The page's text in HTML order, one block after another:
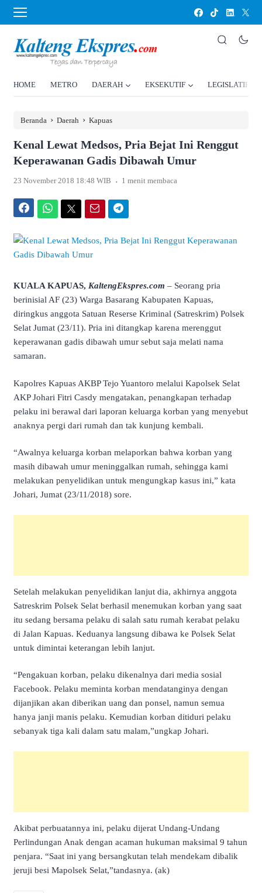
HOME METRO DAERAH EKSEKUTIF LEGISLATIF
Beranda › Daerah › Kapuas
Kenal Lewat Medsos, Pria Bejat Ini Renggut
Keperawanan Gadis Dibawah Umur
23 November 2018 18:48 WIB . 1 menit membaca
KUALA KAPUAS, KaltengEkspres.com – Seorang pria
berinisial AF (23) Warga Basarang Kabupaten Kapuas,
diringkus anggota Satuan Reserse Kriminal (Satreskrim) Polsek
Selat Jumat (23/11). Pria ini ditangkap karena merenggut
keperawanan gadis dibawah umur sebut saja melati nama
samaran.
Kapolres Kapuas AKBP Tejo Yuantoro melalui Kapolsek Selat
AKP Johari Fitri Casdy mengatakan, penangkapan terhadap
pelaku ini berawal dari laporan keluarga korban yang menyebut
anaknya pergi dari rumah dan tak kunjung kembali.
“Awalnya keluarga korban melaporkan bahwa korban yang
masih dibawah umur meninggalkan rumah, sehingga kami
melakukan penyelidikan untuk mengungkap kasus ini,” kata
Johari, Jumat (23/11/2018) sore.
Setelah melakukan penyelidikan lanjut dia, akhirnya anggota
Satreskrim Polsek Selat berhasil menemukan korban yang saat
itu sedang bersama pelaku di salah satu rumah kerabat pelaku
di Jalan Kapuas. Keduanya langsung dibawa ke Polsek Selat
untuk dimintai keterangan lebih lanjut.
“Pengakuan korban, pelaku dikenalnya dari media sosial
Facebook. Pelaku meminta korban mendatanginya dengan
dijanjikan akan diberikan uang dan ponsel, namun semua
hanya janji manis pelaku. Kemudian korban ditiduri pelaku
sebanyak tiga kali dalam satu malam,”ungkap Johari.
Akibat perbuatannya ini, pelaku dijerat Undang-Undang
Perlindungan Anak dengan acaman hukuman maksimal 9 tahun
penjara. “Saat ini yang bersangkutan telah mendekam dibalik
jeruji besi Mapolsek Selat,”tandasnya. (ak)